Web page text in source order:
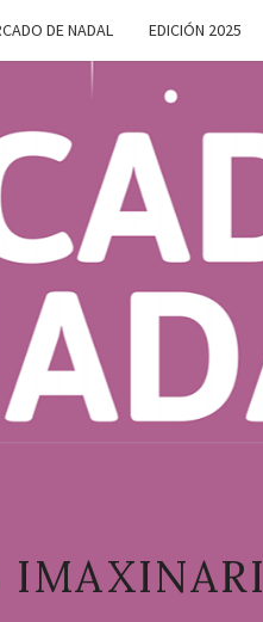
DE NADAL EDICIÓN 2025
Do 28 De
Novembro
Ao 5 De
Xaneiro En
Compostela